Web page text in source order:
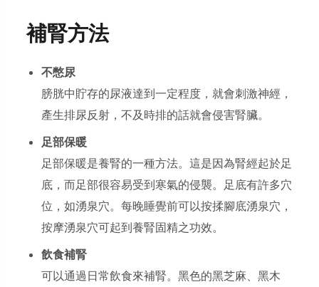
補腎方法
不憋尿
膀胱中貯存的尿液達到一定程度，就會刺激神經，
產生排尿反射，不及時排的話就會侵害腎臟。
足部保暖
足部保暖是養腎的一種方法。這是因為腎經起於足
底，而足部很容易受到寒氣的侵襲。足底有許多穴
位，如湧泉穴。每晚睡覺前可以按揉腳底湧泉穴，
按摩湧泉穴可起到養腎固精之功效。
飲食補腎
可以通過日常飲食來補腎。黑色的黑芝麻、黑木